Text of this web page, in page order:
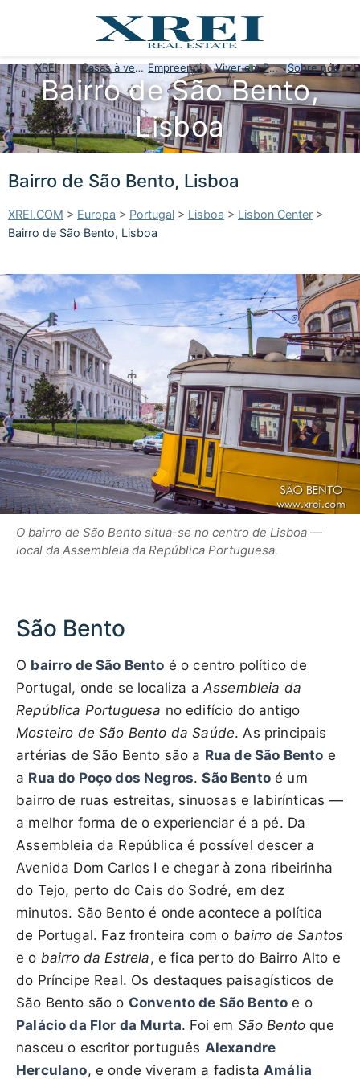
XREI Casas à venda Empreendimentos Viver em Portugal Sobre nós
Bairro de São Bento,
Lisboa
Bairro de São Bento, Lisboa
XREI.COM > Europa > Portugal > Lisboa > Lisbon Center >
Bairro de São Bento, Lisboa
O bairro de São Bento situa-se no centro de Lisboa —
local da Assembleia da República Portuguesa.
São Bento
O bairro de São Bento é o centro político de
Portugal, onde se localiza a Assembleia da
República Portuguesa no edifício do antigo
Mosteiro de São Bento da Saúde. As principais
artérias de São Bento são a Rua de São Bento e
a Rua do Poço dos Negros.São Bentoé um
bairro de ruas estreitas, sinuosas e labirínticas —
a melhor forma de o experienciar é a pé. Da
Assembleia da República é possível descer a
Avenida Dom Carlos I e chegar à zona ribeirinha
do Tejo, perto do Cais do Sodré, em dez
minutos. São Bento é onde acontece a política
de Portugal. Faz fronteira com o bairro de Santos
e o bairro da Estrela, e fica perto do Bairro Alto e
do Príncipe Real. Os destaques paisagísticos de
São Bento são o Convento de São Bento e o
Palácio da Flor da Murta. Foi em São Bento que
nasceu o escritor português Alexandre
Herculano, e onde viveram a fadista Amália